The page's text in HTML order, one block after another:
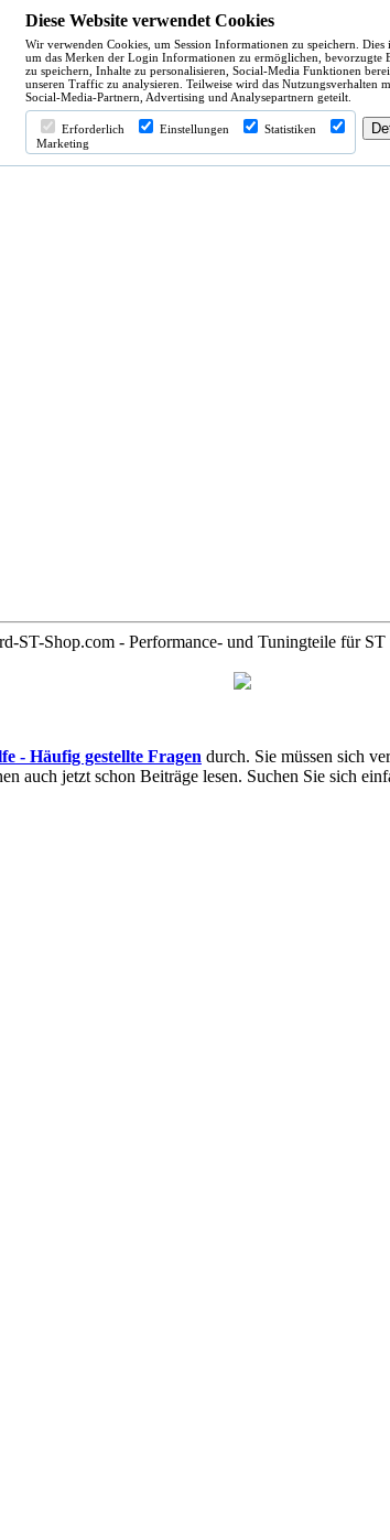
ST-Shop.com - Performance- und Tuningteile für
- Häufig gestellte Fragen durch. Sie müssen sich
auch jetzt schon Beiträge lesen. Suchen Sie sich
Diese Website verwendet Cookies
Wir verwenden Cookies, um Session Informationen zu speichern. Dies
um das Merken der Login Informationen zu ermöglichen, bevorzugte
zu speichern, Inhalte zu personalisieren, Social-Media Funktionen
unseren Traffic zu analysieren. Teilweise wird das Nutzungsverhalten
Social-Media-Partnern, Advertising und Analysepartnern geteilt.
Erforderlich Einstellungen
Statistiken
Marketing